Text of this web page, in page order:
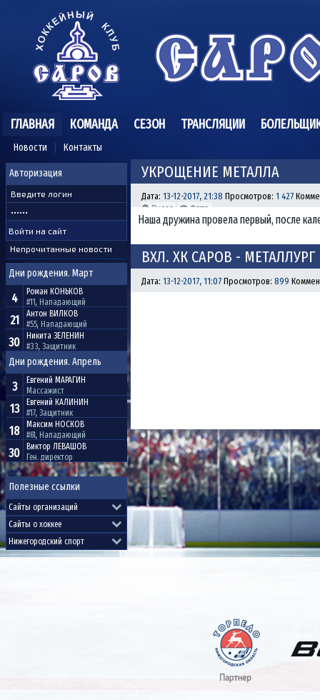
ГЛАВНАЯ
Новости Контакты
КОМАНДА СЕЗОН ТРАНСЛЯЦИИ
Авторизация
Непрочитанные новости
Дни рождения. Март
4 Роман КОНЬКОВ
#11, Нападающий
21 Антон ВИЛКОВ
#55, Нападающий
30 Никита ЗЕЛЕНИН
#33, Защитник
Дни рождения. Апрель
3 Евгений МАРАГИН
Массажист
13 Евгений КАЛИНИН
#17, Защитник
18 Максим НОСКОВ
#61, Нападающий
30 Виктор ЛЕВАШОВ
Ген. директор
Полезные ссылки
УКРОЩЕНИЕ МЕТАЛЛА
Дата: 13-12-2017, 21:38 Просмотров: 1 427
Наша дружина провела первый, после
ВХЛ. ХК САРОВ - МЕТАЛЛУРГ
Дата: 13-12-2017, 11:07 Просмотров: 899